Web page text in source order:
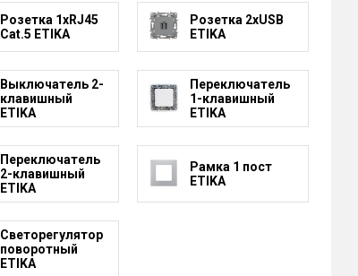
Розетка 1xRJ45
Cat.5 ETIKA
Розетка 2xUSB
ETIKA
Выключатель 2-
клавишный
ETIKA
Переключатель
1-клавишный
ETIKA
Переключатель
2-клавишный
ETIKA
Рамка 1 пост
ETIKA
Светорегулятор
поворотный
ETIKA